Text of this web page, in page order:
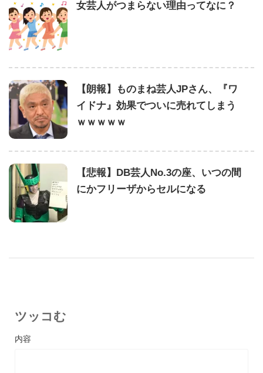
女芸人がつまらない理由ってなに？
【朗報】ものまね芸人JPさん、『ワ
イドナ』効果でついに売れてしまう
ｗｗｗｗｗ
【悲報】DB芸人No.3の座、いつの間
にかフリーザからセルになる
ツッコむ